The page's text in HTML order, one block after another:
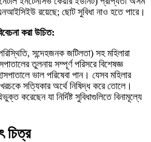
রয়েছে; ছোট সুবিধা নাও হতে পারে।
করা উচিত:
সন্দেহজনক জটিলতা) সহ মহিলারা
তুলনায় সম্পূর্ণ পরিসরে বিশেষজ্ঞ
ভাল পরিষেবা পান। যেসব মহিলার
সত্যিকার অর্থে নিষিদ্ধ করে তোলে।
করেছেন যা নির্দিষ্ট সুবিধাগুলিতে বিনামূল্যে
চিত্র